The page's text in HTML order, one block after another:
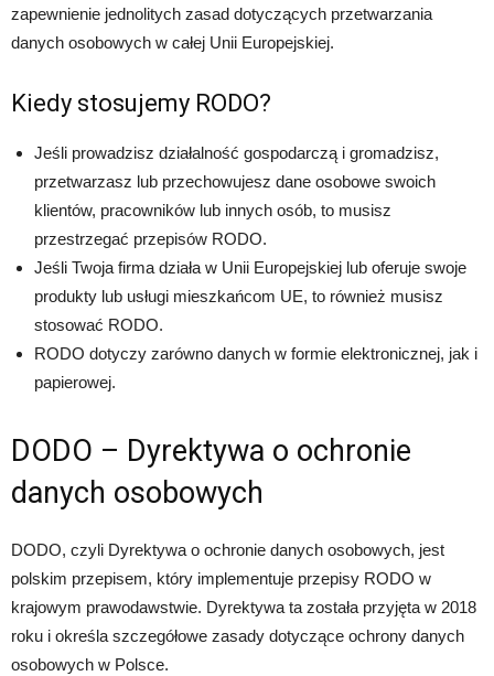
zapewnienie jednolitych zasad dotyczących przetwarzania
danych osobowych w całej Unii Europejskiej.
Kiedy stosujemy RODO?
Jeśli prowadzisz działalność gospodarczą i gromadzisz,
przetwarzasz lub przechowujesz dane osobowe swoich
klientów, pracowników lub innych osób, to musisz
przestrzegać przepisów RODO.
Jeśli Twoja firma działa w Unii Europejskiej lub oferuje swoje
produkty lub usługi mieszkańcom UE, to również musisz
stosować RODO.
RODO dotyczy zarówno danych w formie elektronicznej, jak i
papierowej.
DODO – Dyrektywa o ochronie
danych osobowych
DODO, czyli Dyrektywa o ochronie danych osobowych, jest
polskim przepisem, który implementuje przepisy RODO w
krajowym prawodawstwie. Dyrektywa ta została przyjęta w 2018
roku i określa szczegółowe zasady dotyczące ochrony danych
osobowych w Polsce.